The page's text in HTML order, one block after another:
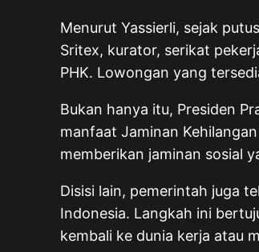
Menurut Yassierli, sejak
Sritex, kurator, serikat
PHK. Lowongan yang
Bukan hanya itu, Presiden
manfaat Jaminan
memberikan jaminan sosial
Disisi lain, pemerintah juga
Indonesia. Langkah ini
kembali ke dunia kerja atau